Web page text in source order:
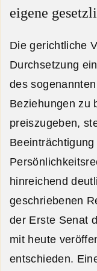
eigene
Die gerichtliche
Durchsetzung
des
Beziehungen zu
preiszugeben,
hinreichend
geschriebenen
der Erste Senat
mit heute
entschieden.